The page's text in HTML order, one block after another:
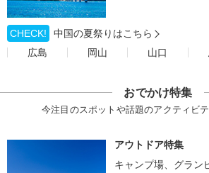
CHECK!
中国の夏祭りはこちら
広島
岡山 山口
おでかけ特集
今注目のスポットや話題のアクティビ
アウトドア特集
キャンプ場、グラン